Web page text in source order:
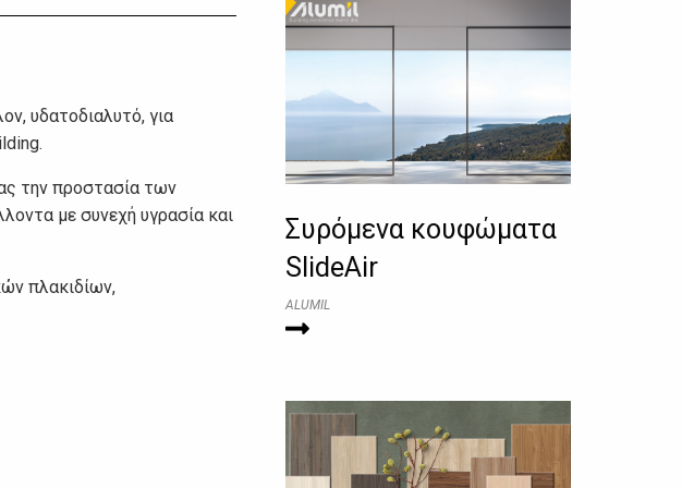
υδατοδιαλυτό, για
την προστασία των
με συνεχή υγρασία και
πλακιδίων,
Συρόμενα κουφώματα
SlideAir
ALUMIL